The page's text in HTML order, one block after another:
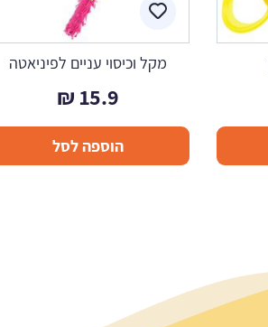
מקל וכיסוי עניים לפיניאטה
15.9
₪
הוספה לסל